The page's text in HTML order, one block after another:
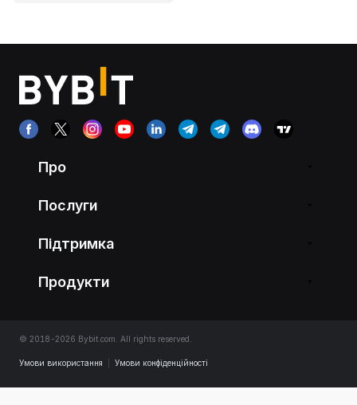
Про
Послуги
Підтримка
Продукти
© 2018-2026 Bybit.com. All rights reserved.
Умови використання Умови конфіденційності